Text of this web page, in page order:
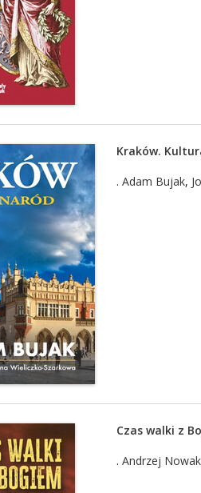
Kraków.
. Adam Bujak,
Czas walki z
. Andrzej Nowak